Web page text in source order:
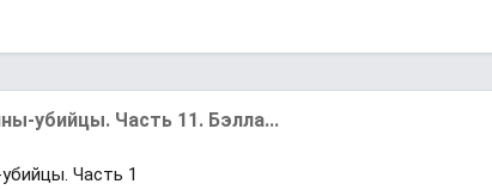
убийцы. Часть 11. Бэлла...
Часть 1